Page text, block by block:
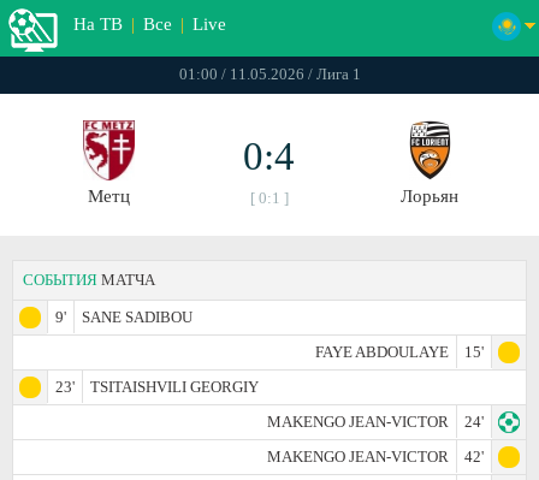
На ТВ | Все | Live
01:00 / 11.05.2026 / Лига 1
Метц
0:4
[ 0:1 ] Лорьян
СОБЫТИЯ МАТЧА
9'
SANE SADIBOU
FAYE ABDOULAYE
15'
23'
TSITAISHVILI GEORGIY
MAKENGO JEAN-VICTOR
24'
MAKENGO JEAN-VICTOR
42'